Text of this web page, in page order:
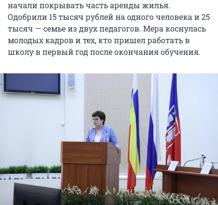
начали покрывать часть аренды жилья.
Одобрили 15 тысяч рублей на одного человека и 25
тысяч — семье из двух педагогов. Мера коснулась
молодых кадров и тех, кто пришел работать в
школу в первый год после окончания обучения.